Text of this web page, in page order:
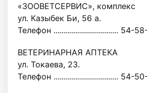
«ЗООВЕТСЕРВИС», комплекс
ул. Казыбек Би, 56 а.
Телефон ................................ 54-
ВЕТЕРИНАРНАЯ АПТЕКА
ул. Токаева, 23.
Телефон ................................ 54-